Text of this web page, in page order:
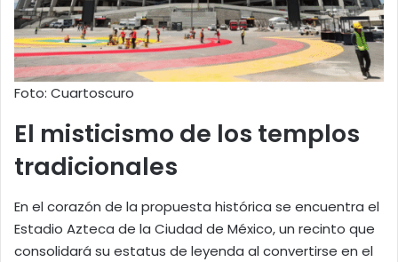
Foto: Cuartoscuro
El misticismo de los templos
tradicionales
En el corazón de la propuesta histórica se encuentra el
Estadio Azteca de la Ciudad de México, un recinto que
consolidará su estatus de leyenda al convertirse en el